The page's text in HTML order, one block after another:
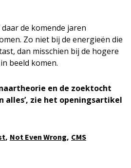
de komende jaren
Zo niet bij de energieën die
dan misschien bij de hogere
beeld komen.
en de zoektocht
alles’, zie het openingsartikel
, Not Even Wrong, CMS